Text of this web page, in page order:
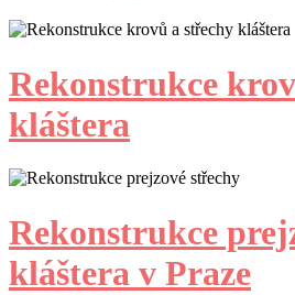
Rekonstrukce
kláštera
Rekonstrukce
kláštera v Praze